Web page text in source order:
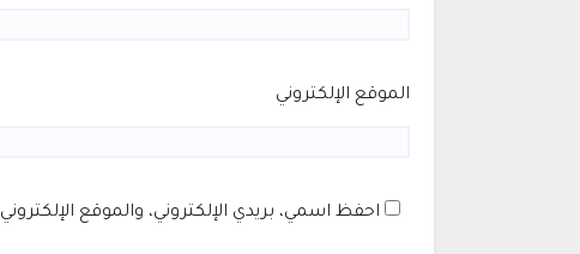
الموقع الإلكتروني
احفظ اسمي، بريدي الإلكتروني، والموقع